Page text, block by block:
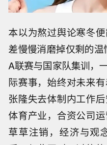
本以为熬过舆论寒冬
差慢慢消磨掉仅剩的
A联赛与国家队集训，
际赛事，始终对未来
张隆失去体制内工作
体育产业，合资公司
草草注销，经济与观